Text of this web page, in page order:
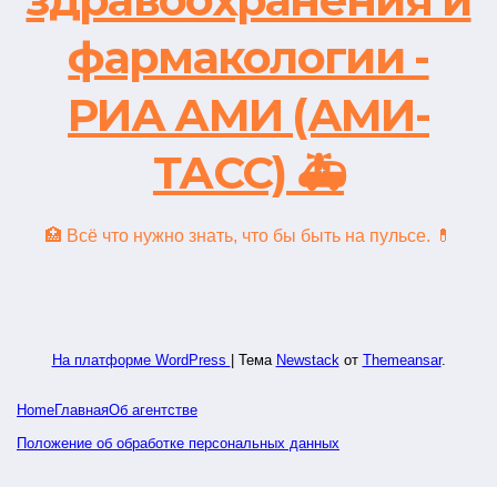
фармакологии -
РИА АМИ (АМИ-
ТАСС) 🚑
🏥 Всё что нужно знать, что бы быть на пульсе. 💊
На платформе WordPress Тема Newstackот Themeansar.
HomeГлавнаяОб агентстве
Положение об обработке персональных данных